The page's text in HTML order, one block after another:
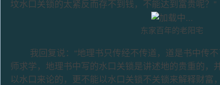
坟水口关锁的太紧反而存不到钱，不能达到富贵呢？
东家百年的老阳宅
我回复说：“地理书只传经不传道，道是书中传不
师求学，地理书中写的水口关锁是讲述地的贵重的，
以水口来论的，更不能以水口关锁不关锁来解释财富